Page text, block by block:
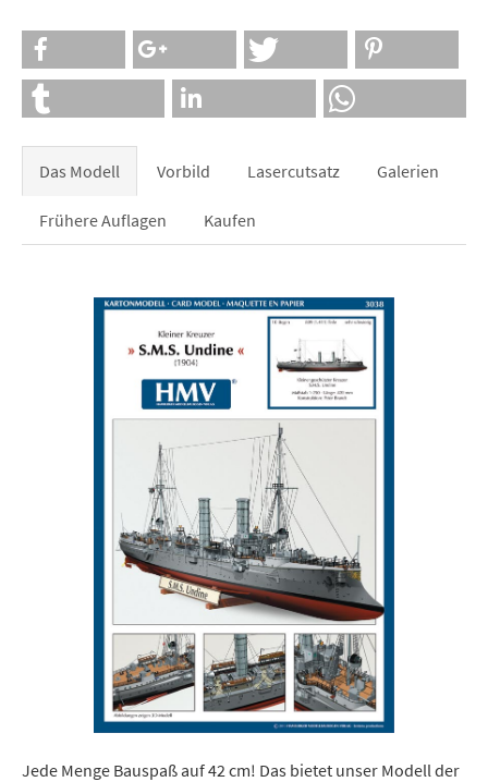
Das Modell Vorbild Lasercutsatz Galerien
Frühere Auflagen Kaufen
Jede Menge Bauspaß auf 42 cm! Das bietet unser Modell der